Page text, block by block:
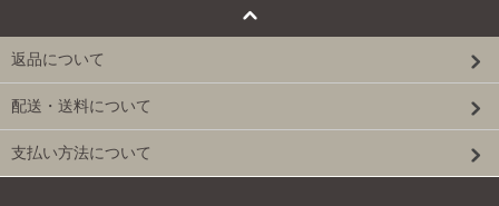
返品について
配送・送料について
支払い方法について